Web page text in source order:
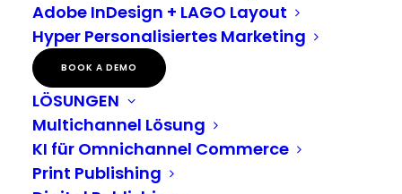
Adobe InDesign + LAGO Layout
Hyper Personalisiertes Marketing
BOOK A DEMO
LÖSUNGEN
Multichannel Lösung
KI für Omnichannel Commerce
Print Publishing
Von Werbebeileger bis
World Wide Web: Ein
Erfolgsrezept für
Marketing im